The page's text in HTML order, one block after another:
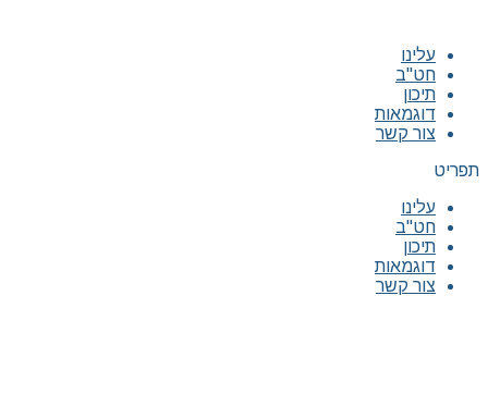
עלינו
חט"ב
תיכון
דוגמאות
צור קשר
תפריט
עלינו
חט"ב
תיכון
דוגמאות
צור קשר